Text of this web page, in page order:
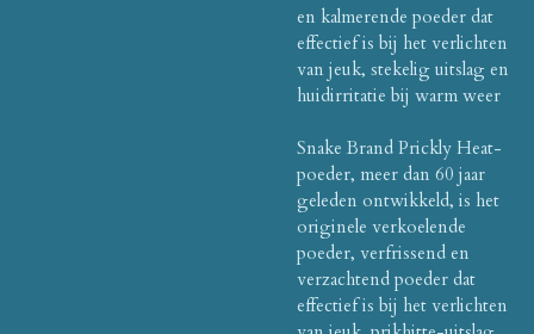
en kalmerende poeder dat
effectief is bij het verlichten
van jeuk, stekelig uitslag en
huidirritatie bij warm weer
Snake Brand Prickly Heat-
poeder, meer dan 60 jaar
geleden ontwikkeld, is het
originele verkoelende
poeder, verfrissend en
verzachtend poeder dat
effectief is bij het verlichten